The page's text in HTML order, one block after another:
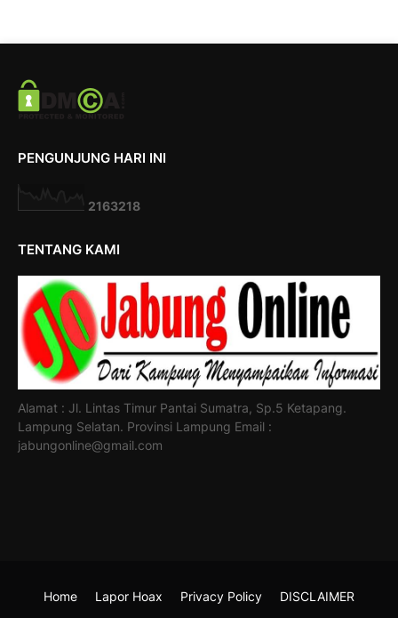
PENGUNJUNG HARI INI
2163218
TENTANG KAMI
Alamat : Jl. Lintas Timur Pantai Sumatra, Sp.5 Ketapang.
Lampung Selatan. Provinsi Lampung Email :
jabungonline@gmail.com
Home Lapor Hoax Privacy Policy DISCLAIMER